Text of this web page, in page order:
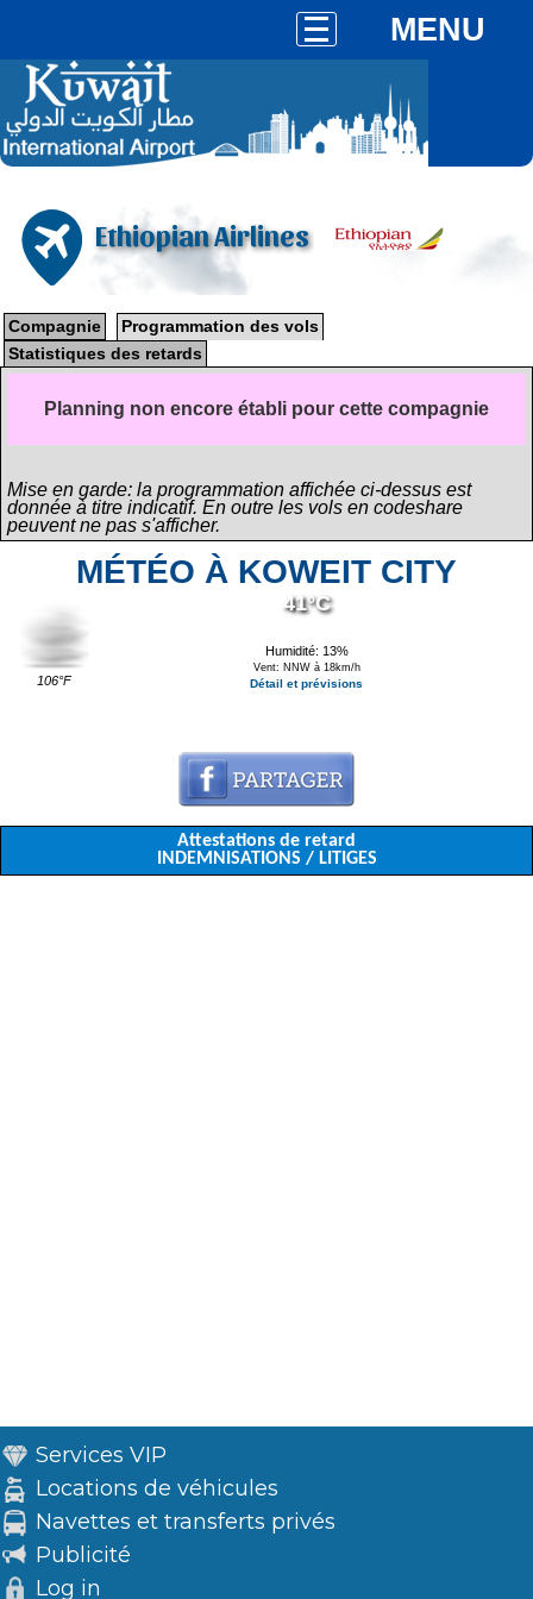
MENU
Ethiopian Airlines
Compagnie
Programmation des vols
Statistiques des retards
Planning non encore établi pour cette compagnie
Mise en garde: la programmation affichée ci-dessus est
donnée à titre indicatif. En outre les vols en codeshare
peuvent ne pas s'afficher.
MÉTÉO À KOWEIT CITY
106°F
41°C
Humidité: 13%
Vent: NNW à 18km/h
Détail et prévisions
Attestations de retard
INDEMNISATIONS / LITIGES
Services VIP
Locations de véhicules
Navettes et transferts privés
Publicité
Log in